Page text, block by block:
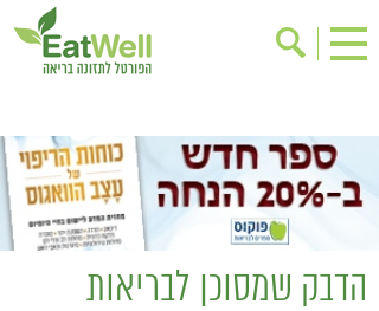
בישול בריא
אינדקס עסקים
ריפוי ומניעת מחלות
בריאות האישה
מתכוני בריאות
אירועים
שינוי תזונתי
הדבק שמסוכן לבריאות